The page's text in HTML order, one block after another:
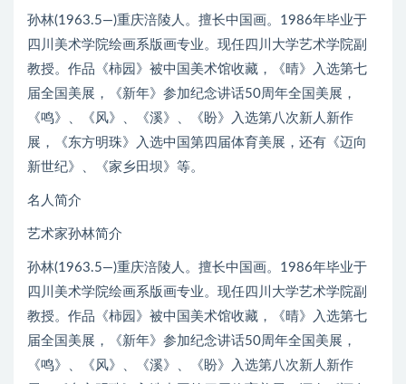
孙林(1963.5—)重庆涪陵人。擅长中国画。1986年毕业于
四川美术学院绘画系版画专业。现任四川大学艺术学院副
教授。作品《柿园》被中国美术馆收藏，《晴》入选第七
届全国美展，《新年》参加纪念讲话50周年全国美展，
《鸣》、《风》、《溪》、《盼》入选第八次新人新作
展，《东方明珠》入选中国第四届体育美展，还有《迈向
新世纪》、《家乡田坝》等。
名人简介
艺术家孙林简介
孙林(1963.5—)重庆涪陵人。擅长中国画。1986年毕业于
四川美术学院绘画系版画专业。现任四川大学艺术学院副
教授。作品《柿园》被中国美术馆收藏，《晴》入选第七
届全国美展，《新年》参加纪念讲话50周年全国美展，
《鸣》、《风》、《溪》、《盼》入选第八次新人新作